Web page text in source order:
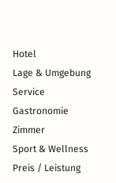
Hotel
Lage & Umgebung
Service
Gastronomie
Zimmer
Sport & Wellness
Preis / Leistung